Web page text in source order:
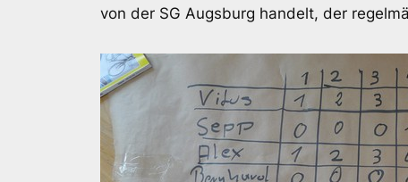
von der SG Augsburg handelt, der